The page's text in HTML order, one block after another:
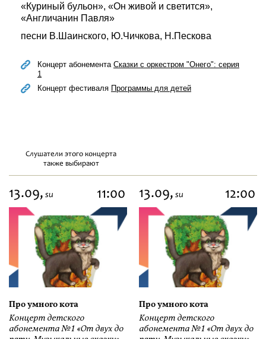
«Куриный бульон», «Он живой и светится»,
«Англичанин Павля»
песни В.Шаинского, Ю.Чичкова, Н.Пескова
Концерт абонемента Сказки с оркестром "Онего": серия
1
Концерт фестиваля Программы для детей
Слушатели этого концерта
также выбирают
13.09, su 11:00
Про умного кота
Концерт детского
абонемента №1 «От двух до
13.09, su 12:00
Про умного кота
Концерт детского
абонемента №1 «От двух до